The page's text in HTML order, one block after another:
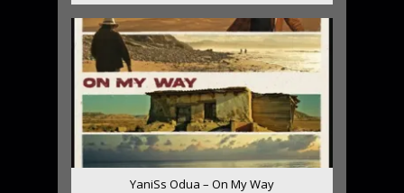
YaniSs Odua – On My Way